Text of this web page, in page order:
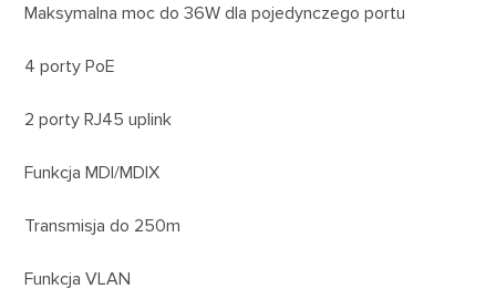
Maksymalna moc do 36W dla pojedynczego portu
4 porty PoE
2 porty RJ45 uplink
Funkcja MDI/MDIX
Transmisja do 250m
Funkcja VLAN